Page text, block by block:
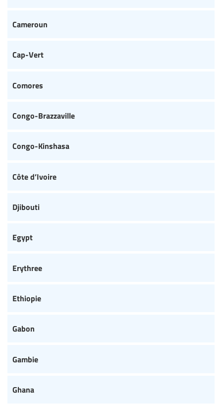
Cameroun
Cap-Vert
Comores
Congo-Brazzaville
Congo-Kinshasa
Côte d’Ivoire
Djibouti
Egypt
Erythree
Ethiopie
Gabon
Gambie
Ghana